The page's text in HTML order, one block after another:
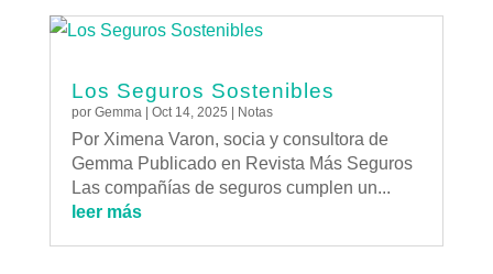
Los Seguros Sostenibles
por Gemma | Oct 14, 2025 | Notas
Por Ximena Varon, socia y consultora de
Gemma Publicado en Revista Más Seguros
Las compañías de seguros cumplen un...
leer más